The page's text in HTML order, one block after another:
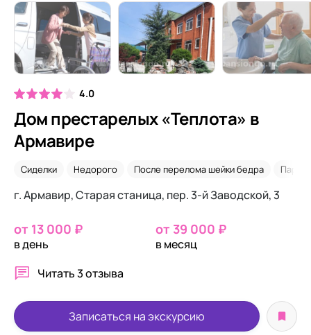
4.0
Дом престарелых «Теплота» в
Армавире
Сиделки Недорого После перелома шейки бедра
г. Армавир, Старая станица, пер. 3-й Заводской, 3
от 13 000 ₽
в день
от 39 000 ₽
в месяц
Читать3 отзыва
Записаться на экскурсию